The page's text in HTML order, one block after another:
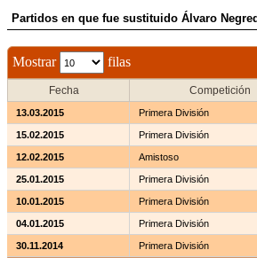
Partidos en que fue sustituido Álvaro
Mostrar filas
Fecha Competición
13.03.2015 Primera División
15.02.2015 Primera División
12.02.2015 Amistoso
25.01.2015 Primera División
10.01.2015 Primera División
04.01.2015 Primera División
30.11.2014 Primera División